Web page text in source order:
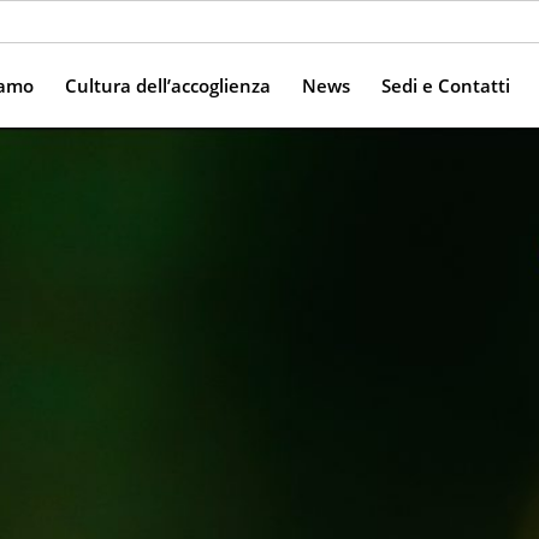
Cultura dell’accoglienza News Sedi e Contatti